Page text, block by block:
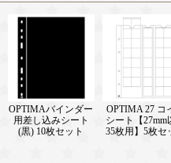
OPTIMAバインダー
用差し込みシート
(黒) 10枚セット
OPTIMA 27 コ
シート【27mm
35枚用】5枚セ